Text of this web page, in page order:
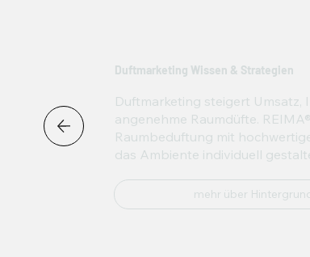
Duftmarketing Wissen & Strategien
Duftmarketing steigert
angenehme Raumdüfte.
Raumbeduftung mit
das Ambiente individuell
mehr über